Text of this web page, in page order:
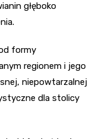
głęboko
formy
regionem i jego
niepowtarzalnej
dla stolicy